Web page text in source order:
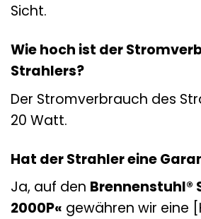
Sicht.
Wie hoch ist der
Strahlers?
Der Stromverbrauch des
20 Watt.
Hat der Strahler eine
Ja, auf den Brennenstuhl®
2000P« gewähren wir eine